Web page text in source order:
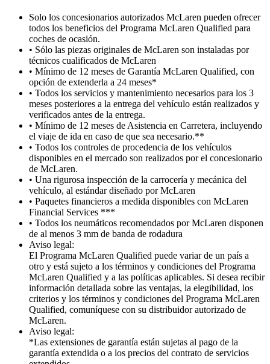
Solo los concesionarios autorizados McLaren pueden ofrecer
todos los beneficios del Programa McLaren Qualified para
coches de ocasión.
• Sólo las piezas originales de McLaren son instaladas por
técnicos cualificados de McLaren
• Mínimo de 12 meses de Garantía McLaren Qualified, con
opción de extenderla a 24 meses*
• Todos los servicios y mantenimiento necesarios para los 3
meses posteriores a la entrega del vehículo están realizados y
verificados antes de la entrega.
• Mínimo de 12 meses de Asistencia en Carretera, incluyendo
el viaje de ida en caso de que sea necesario.**
• Todos los controles de procedencia de los vehículos
disponibles en el mercado son realizados por el concesionario
de McLaren.
• Una rigurosa inspección de la carrocería y mecánica del
vehículo, al estándar diseñado por McLaren
• Paquetes financieros a medida disponibles con McLaren
Financial Services ***
• Todos los neumáticos recomendados por McLaren disponen
de al menos 3 mm de banda de rodadura
Aviso legal:
El Programa McLaren Qualified puede variar de un país a
otro y está sujeto a los términos y condiciones del Programa
McLaren Qualified y a las políticas aplicables. Si desea recibir
información detallada sobre las ventajas, la elegibilidad, los
criterios y los términos y condiciones del Programa McLaren
Qualified, comuníquese con su distribuidor autorizado de
McLaren.
Aviso legal:
*Las extensiones de garantía están sujetas al pago de la
garantía extendida o a los precios del contrato de servicios